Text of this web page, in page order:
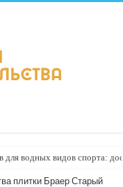
для водных видов спорта:
плитки Браер Старый